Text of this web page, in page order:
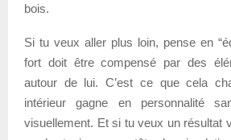
bois.
Si tu veux aller plus loin, pense en
fort doit être compensé par des
autour de lui. C’est ce que cela
intérieur gagne en personnalité
visuellement. Et si tu veux un résultat